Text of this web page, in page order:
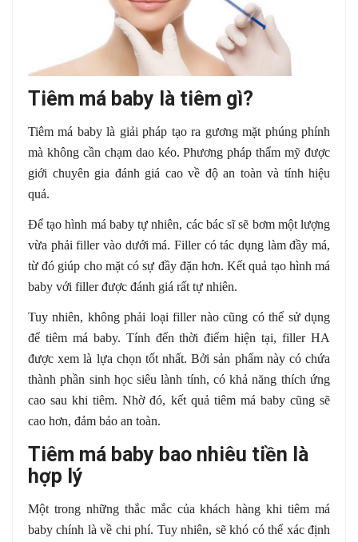
Tiêm má baby là tiêm gì?
Tiêm má baby là giải pháp tạo ra gương mặt phúng phính
mà không cần chạm dao kéo. Phương pháp thẩm mỹ được
giới chuyên gia đánh giá cao về độ an toàn và tính hiệu
quả.
Để tạo hình má baby tự nhiên, các bác sĩ sẽ bơm một lượng
vừa phải filler vào dưới má. Filler có tác dụng làm đầy má,
từ đó giúp cho mặt có sự đầy đặn hơn. Kết quả tạo hình má
baby với filler được đánh giá rất tự nhiên.
Tuy nhiên, không phải loại filler nào cũng có thể sử dụng
để tiêm má baby. Tính đến thời điểm hiện tại, filler HA
được xem là lựa chọn tốt nhất. Bởi sản phẩm này có chứa
thành phần sinh học siêu lành tính, có khả năng thích ứng
cao sau khi tiêm. Nhờ đó, kết quả tiêm má baby cũng sẽ
cao hơn, đảm bảo an toàn.
Tiêm má baby bao nhiêu tiền là
hợp lý
Một trong những thắc mắc của khách hàng khi tiêm má
baby chính là về chi phí. Tuy nhiên, sẽ khó có thể xác định